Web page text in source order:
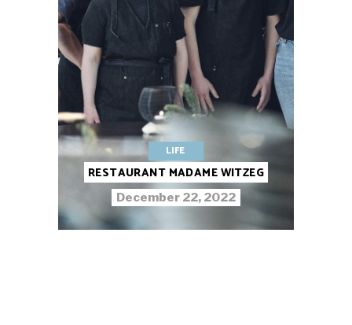
LIFE
RESTAURANT MADAME WITZEG
December 22, 2022